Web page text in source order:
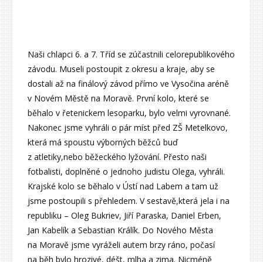
Naši chlapci 6. a 7. Tříd se zúčastnili celorepublikového
závodu. Museli postoupit z okresu a kraje, aby se
dostali až na finálový závod přímo ve Vysočina aréně
v Novém Městě na Moravě. První kolo, které se
běhalo v řetenickem lesoparku, bylo velmi vyrovnané.
Nakonec jsme vyhráli o pár míst před ZŠ Metelkovo,
která má spoustu výborných běžců buď
z atletiky,nebo běžeckého lyžování. Přesto naši
fotbalisti, doplněné o jednoho judistu Olega, vyhráli.
Krajské kolo se běhalo v Ústí nad Labem a tam už
jsme postoupili s přehledem. V sestavě,která jela i na
republiku – Oleg Bukriev, Jiří Paraska, Daniel Erben,
Jan Kabelík a Sebastian Králík. Do Nového Města
na Moravě jsme vyráželi autem brzy ráno, počasí
na běh bylo hrozivé, déšt, mlha a zima. Nicméně